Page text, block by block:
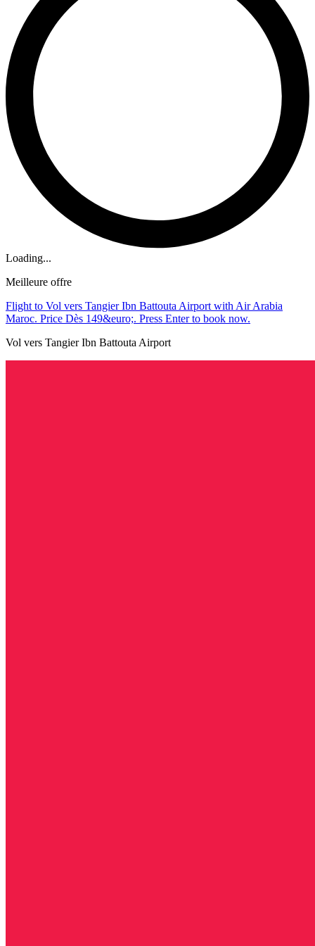
Loading...
Meilleure offre
Flight to Vol vers Tangier Ibn Battouta Airport with Air Arabia
Maroc. Price Dès 149&euro;. Press Enter to book now.
Vol vers Tangier Ibn Battouta Airport